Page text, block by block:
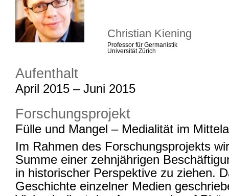
Christian Kiening
Professor für Germanistik
Universität Zürich
Aufenthalt
April 2015 – Juni 2015
Forschungsprojekt
Fülle und Mangel – Medialität im
Im Rahmen des Forschungsprojekts
Summe einer zehnjährigen
in historischer Perspektive zu ziehen.
Geschichte einzelner Medien